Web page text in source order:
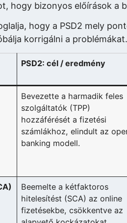
hogy bizonyos előírások a
hogy a PSD2 mely
korrigálni a problémákat.
PSD2: cél / eredmény
Bevezette a harmadik feles
szolgáltatók (TPP)
hozzáférését a fizetési
számlákhoz, elindult az
banking modell.
Beemelte a kétfaktoros
hitelesítést (SCA) az online
fizetésekbe, csökkentve az